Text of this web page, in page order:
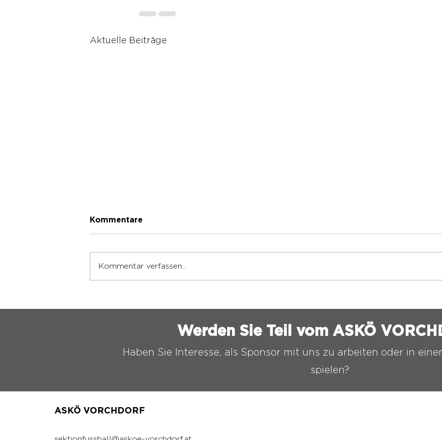
Aktuelle Beiträge
FUSSBALL CAMP 2026
NACHWUCHS STELLT DIE
WEICHEN FÜR DIE
ZUKUNFT
Kommentare
Kommentar verfassen...
Werden Sie Teil vom ASKÖ
Haben Sie Interesse, als Sponsor mit uns zu arbeiten oder in
spielen?
ASKÖ VORCHDORF